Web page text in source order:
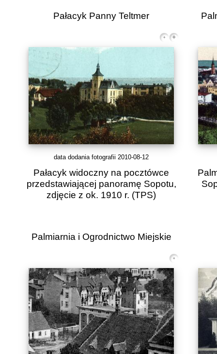
Pałacyk Panny Teltmer
data dodania fotografii 2010-08-12
Pałacyk widoczny na pocztówce
przedstawiającej panoramę Sopotu,
zdjęcie z ok. 1910 r. (TPS)
Palmiarnia i Ogrodnictwo Miejskie